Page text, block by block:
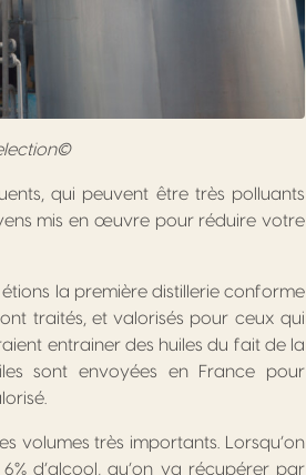
qui peuvent être très polluants
mis en œuvre pour réduire votre
la première distillerie conforme
traités, et valorisés pour ceux qui
entrainer des huiles du fait de la
sont envoyées en France pour
volumes très importants. Lorsqu’on
d’alcool, qu’on va récupérer par